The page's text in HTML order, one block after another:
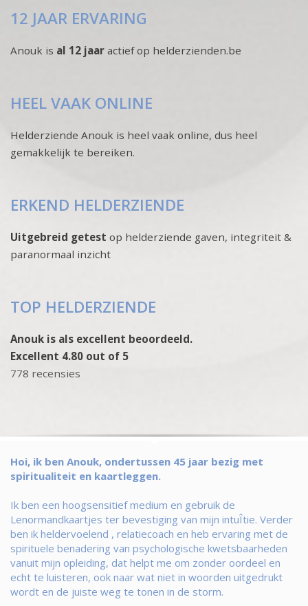
12 JAAR ERVARING
Anouk is al 12 jaar actief op helderzienden.be
HEEL VAAK ONLINE
Helderziende Anouk is heel vaak online, dus heel
gemakkelijk te bereiken.
ERKEND HELDERZIENDE
Uitgebreid getest op helderziende gaven, integriteit &
paranormaal inzicht
TOP HELDERZIENDE
Anouk is als excellent beoordeeld.
Excellent 4.80 out of 5
778 recensies
Hoi, ik ben Anouk, ondertussen 45 jaar bezig met
spiritualiteit en kaartleggen.
Ik ben een hoogsensitief medium en gebruik de
Lenormandkaartjes ter bevestiging van mijn intuÎtie. Verder
ben ik heldervoelend , relatiecoach en heb ervaring met de
spirituele benadering van psychologische kwetsbaarheden
vanuit mijn opleiding, dat helpt me om zonder oordeel en
echt te luisteren, ook naar wat niet in woorden uitgedrukt
wordt en de juiste weg te tonen in de storm.